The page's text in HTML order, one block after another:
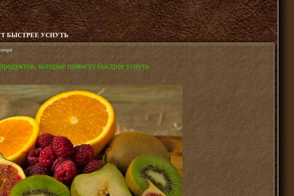
БЫСТРЕЕ УСНУТЬ
sergei
которые помогут быстрее уснуть